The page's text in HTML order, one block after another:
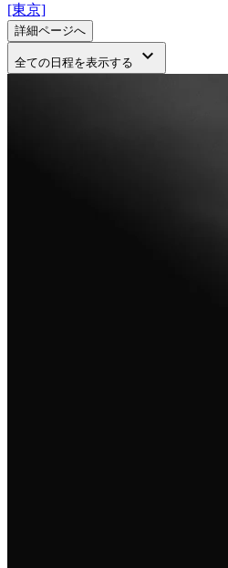
[東京]
詳細ページへ
全ての日程を表示する keyboard_arrow_down